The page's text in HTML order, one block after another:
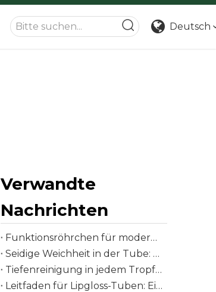
Deutsch
Verwandte
Nachrichten
Funktionsröhrchen für moderne Hautpflegebedürfnisse
Seidige Weichheit in der Tube: Der komplette Verpackungsleitfaden
Tiefenreinigung in jedem Tropfen: Die Wissenschaft von PE-Tuben in Verpackungen für Gesichtswaschmittel
Leitfaden für Lipgloss-Tuben: Eine Verpackung, die jede Formel aufwertet